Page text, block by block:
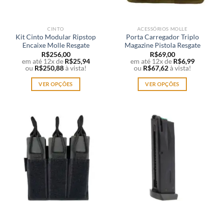
CINTO
Kit Cinto Modular Ripstop
Encaixe Molle Resgate
R$256,00
em até 12x de R$25,94
ou R$250,88 à vista!
VER OPÇÕES
tem
várias
variantes.
opções
na
ACESSÓRIOS MOLLE
Porta Carregador Triplo
Magazine Pistola Resgate
R$69,00
em até 12x de R$6,99
ou R$67,62 à vista!
VER OPÇÕES
tem
várias
variantes.
na